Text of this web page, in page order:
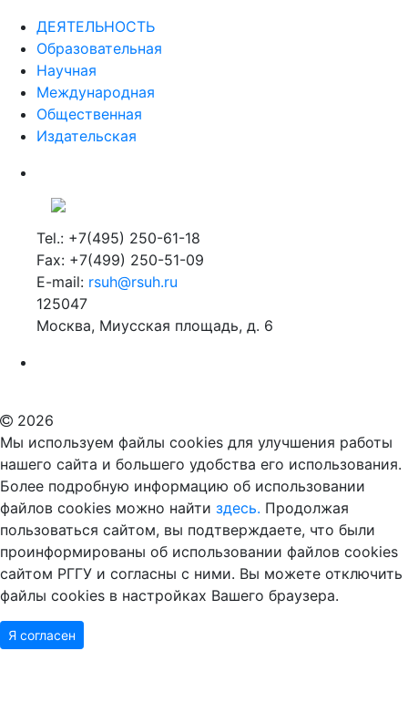
ДЕЯТЕЛЬНОСТЬ
Образовательная
Научная
Международная
Общественная
Издательская
Tel.: +7(495) 250-61-18
Fax: +7(499) 250-51-09
E-mail: rsuh@rsuh.ru
125047
Москва, Миусская площадь, д. 6
2026
Мы используем файлы cookies для улучшения работы
нашего сайта и большего удобства его использования.
Более подробную информацию об использовании
файлов cookies можно найти здесь. Продолжая
пользоваться сайтом, вы подтверждаете, что были
проинформированы об использовании файлов cookies
сайтом РГГУ и согласны с ними. Вы можете отключить
файлы cookies в настройках Вашего браузера.
Я согласен